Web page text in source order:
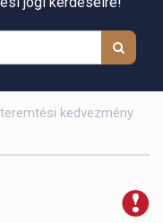
kedvezmény